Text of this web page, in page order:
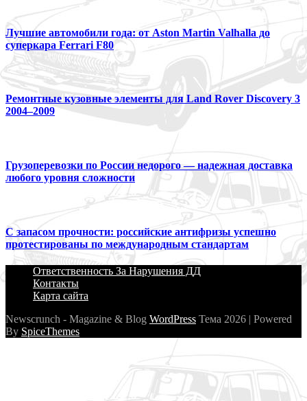
Лучшие автомобили года: от Aston Martin Valhalla до
суперкара Ferrari F80
Ремонтные кузовные элементы для Land Rover Discovery 3
2004–2009
Грузоперевозки по России недорого — надежная доставка
любого уровня сложности
С запасом прочности: российские антифризы успешно
протестированы по международным стандартам
Ответственность За Нарушения ДД
Контакты
Карта сайта
Newscrunch - Magazine & Blog WordPress Тема 2026 | Powered
By SpiceThemes